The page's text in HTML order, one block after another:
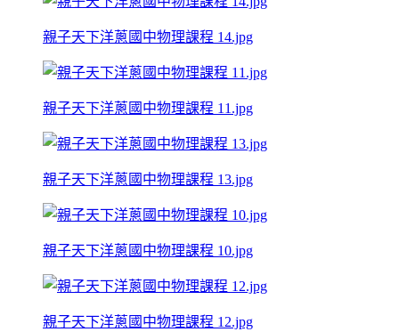
親子天下洋蔥國中物理課程 14.jpg
親子天下洋蔥國中物理課程 11.jpg
親子天下洋蔥國中物理課程 13.jpg
親子天下洋蔥國中物理課程 10.jpg
親子天下洋蔥國中物理課程 12.jpg